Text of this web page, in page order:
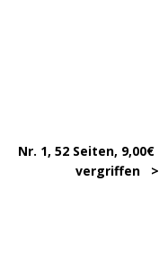
Nr. 1, 52 Seiten, 9,00€
vergriffen >